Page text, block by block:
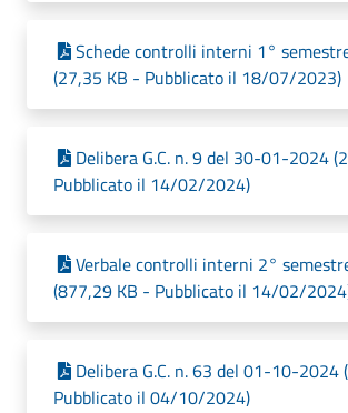
Schede controlli interni 1°
(27,35 KB - Pubblicato il 18/07/2023)
Delibera G.C. n. 9 del 30-01-2024
Pubblicato il 14/02/2024)
Verbale controlli interni 2°
(877,29 KB - Pubblicato il 14/02/
Delibera G.C. n. 63 del 01-10-2024
Pubblicato il 04/10/2024)